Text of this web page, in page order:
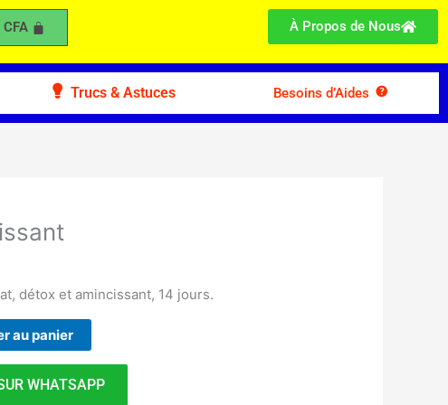
CFA À Propos de Nous
Trucs & Astuces Besoins d’Aides
détox et amincissant, 14 jours.
au panier
WHATSAPP